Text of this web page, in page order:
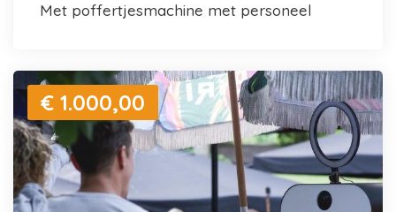
met poffertjesmachine met personeel
€ 1.000,00